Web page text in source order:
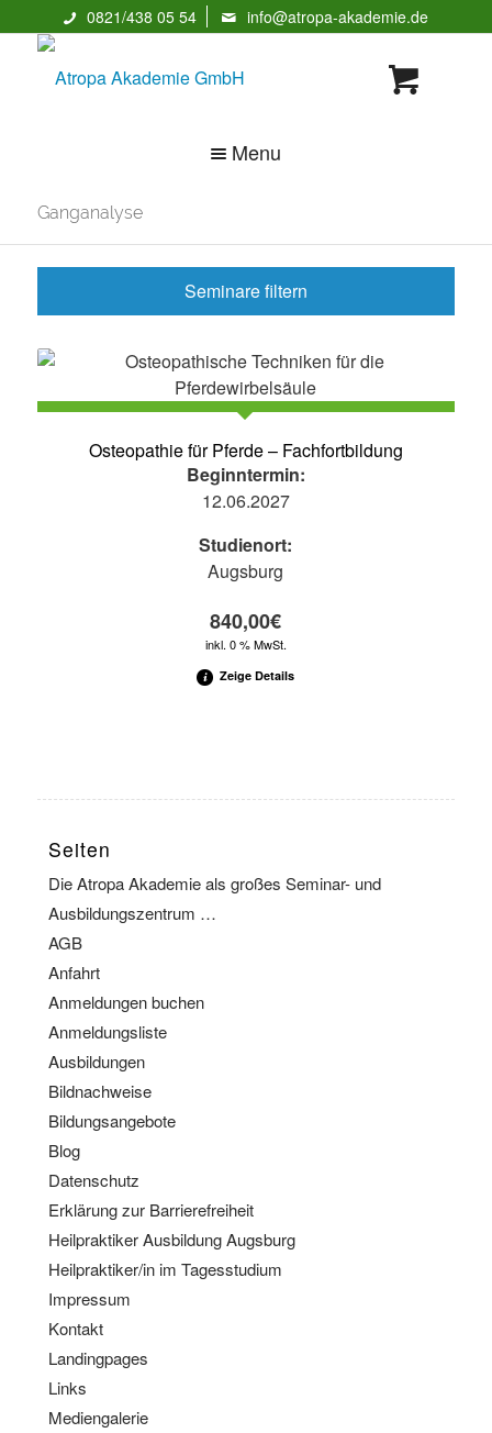
0821/438 05 54 info@atropa-akademie.de
Menu
Ganganalyse
Seminare filtern
Heilpraktikerausbildun
g
Psychologieausbildun
g nach HPG
Tierheilkunde &
Tierheilpraktikerausbil
Massageausbildungen
Osteopathie für Pferde – Fachfortbildung
Beginntermin:
12.06.2027
Studienort:
Augsburg
840,00€
inkl. 0 % MwSt.
Zeige Details
Seiten
Die Atropa Akademie als großes Seminar- und
Ausbildungszentrum …
AGB
Anfahrt
Anmeldungen buchen
Anmeldungsliste
Ausbildungen
Bildnachweise
Bildungsangebote
Blog
Datenschutz
Erklärung zur Barrierefreiheit
Heilpraktiker Ausbildung Augsburg
Heilpraktiker/in im Tagesstudium
Impressum
Kontakt
Landingpages
Links
Mediengalerie